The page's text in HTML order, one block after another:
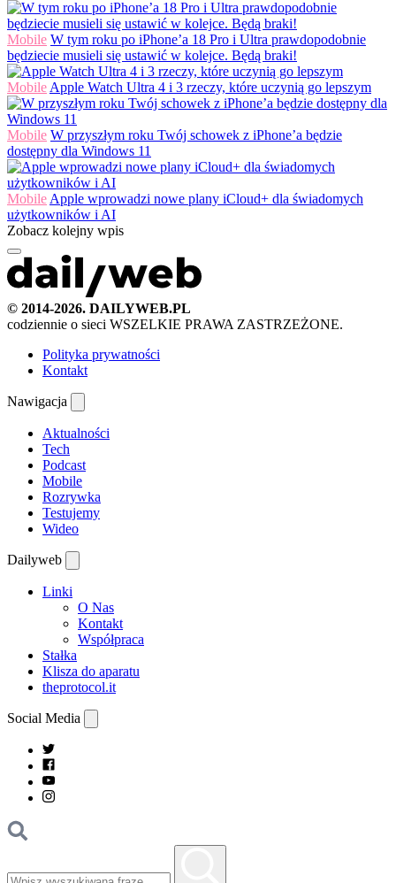
Mobile W tym roku po iPhone’a 18 Pro i Ultra prawdopodobnie
będziecie musieli się ustawić w kolejce. Będą braki!
Mobile Apple Watch Ultra 4 i 3 rzeczy, które uczynią go lepszym
Mobile W przyszłym roku Twój schowek z iPhone’a będzie
dostępny dla Windows 11
Mobile Apple wprowadzi nowe plany iCloud+ dla świadomych
użytkowników i AI
Zobacz kolejny wpis
© 2014-2026. DAILYWEB.PL
codziennie o sieci WSZELKIE PRAWA ZASTRZEŻONE.
Polityka prywatności
Kontakt
Nawigacja
Aktualności
Tech
Podcast
Mobile
Rozrywka
Testujemy
Wideo
Dailyweb
Linki
O Nas
Kontakt
Współpraca
Stałka
Klisza do aparatu
theprotocol.it
Social Media